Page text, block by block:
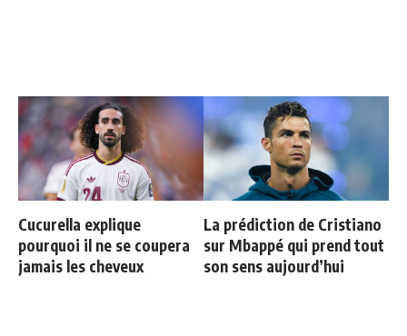
Cucurella explique
pourquoi il ne se coupera
jamais les cheveux
La prédiction de Cristiano
sur Mbappé qui prend tout
son sens aujourd’hui